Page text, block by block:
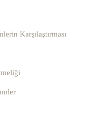
Karşılaştırması